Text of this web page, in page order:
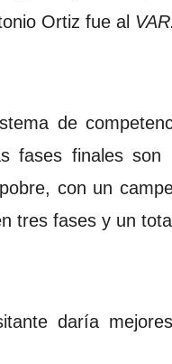
Ortiz fue al VAR.
de
fases finales
con un
tres fases y un
daría